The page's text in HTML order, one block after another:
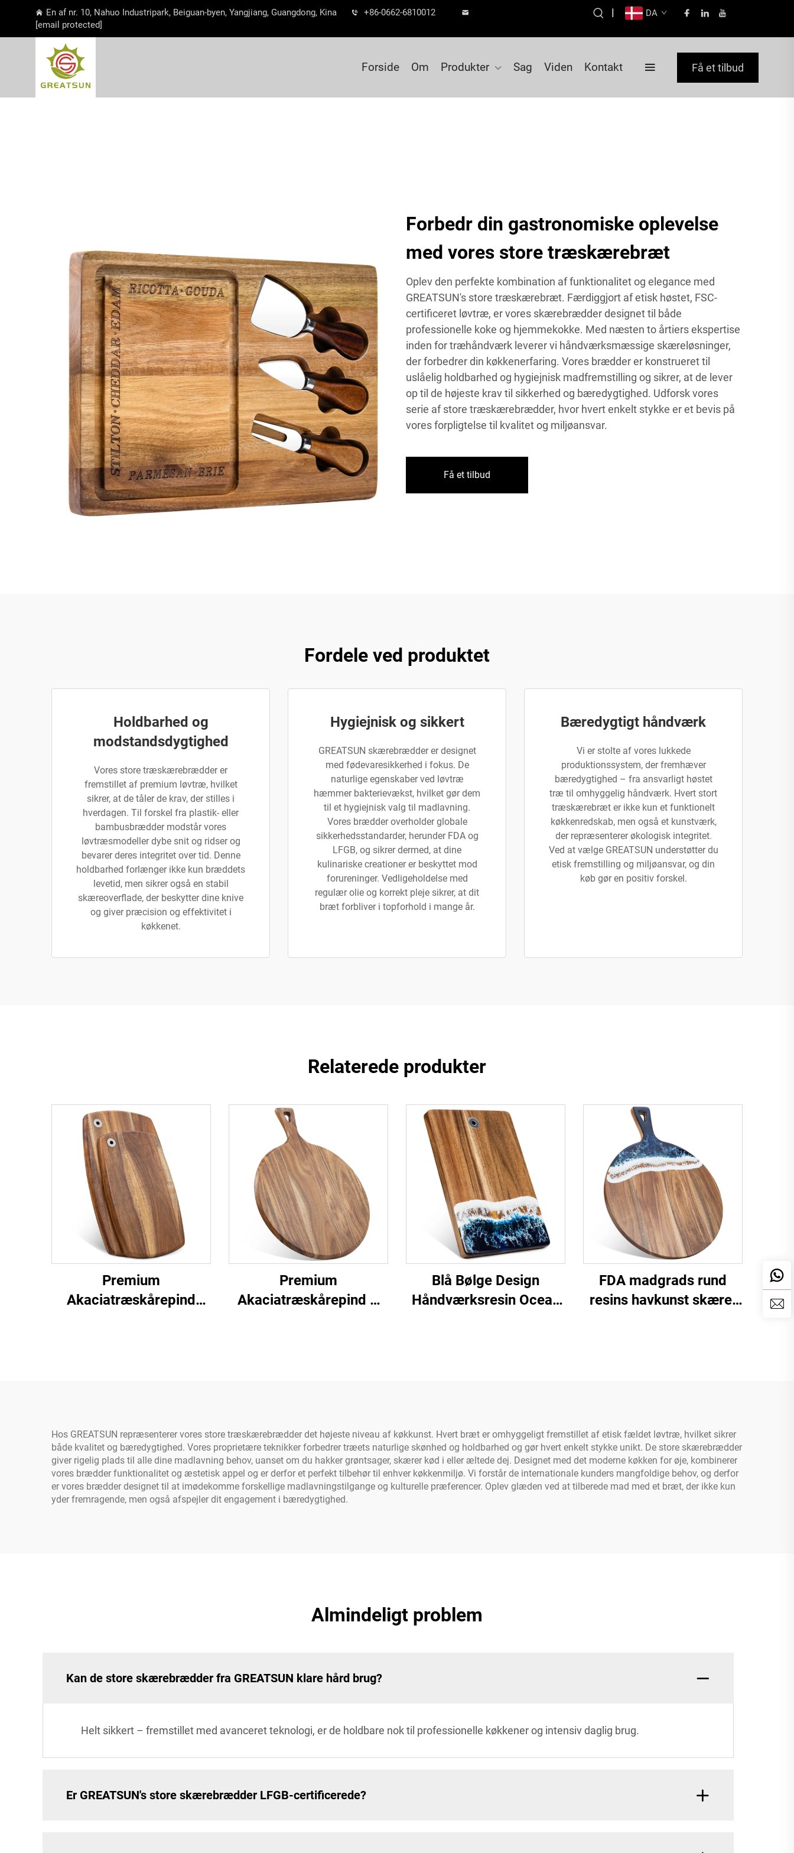
En af nr. 10, Nahuo Industripark, Beiguan-byen, Yangjiang, Guangdong, Kina
+86-0662-6810012
[email protected]
| DA
Forside Om Produkter Sag Viden Kontakt Få et tilbud
Forbedr din gastronomiske oplevelse
med vores store træskærebræt
Oplev den perfekte kombination af funktionalitet og elegance med
GREATSUN's store træskærebræt. Færdiggjort af etisk høstet, FSC-
certificeret løvtræ, er vores skærebrædder designet til både
professionelle koke og hjemmekokke. Med næsten to årtiers ekspertise
inden for træhåndværk leverer vi håndværksmæssige skæreløsninger,
der forbedrer din køkkenerfaring. Vores brædder er konstrueret til
uslåelig holdbarhed og hygiejnisk madfremstilling og sikrer, at de lever
op til de højeste krav til sikkerhed og bæredygtighed. Udforsk vores
serie af store træskærebrædder, hvor hvert enkelt stykke er et bevis på
vores forpligtelse til kvalitet og miljøansvar.
Få et tilbud
Fordele ved produktet
Holdbarhed og
modstandsdygtighed
Vores store træskærebrædder er
fremstillet af premium løvtræ, hvilket
sikrer, at de tåler de krav, der stilles i
hverdagen. Til forskel fra plastik- eller
bambusbrædder modstår vores
løvtræsmodeller dybe snit og ridser og
bevarer deres integritet over tid. Denne
holdbarhed forlænger ikke kun bræddets
levetid, men sikrer også en stabil
skæreoverflade, der beskytter dine knive
og giver præcision og effektivitet i
køkkenet.
Hygiejnisk og sikkert
GREATSUN skærebrædder er designet
med fødevaresikkerhed i fokus. De
naturlige egenskaber ved løvtræ
hæmmer bakterievækst, hvilket gør dem
til et hygiejnisk valg til madlavning.
Vores brædder overholder globale
sikkerhedsstandarder, herunder FDA og
LFGB, og sikrer dermed, at dine
kulinariske creationer er beskyttet mod
forureninger. Vedligeholdelse med
regulær olie og korrekt pleje sikrer, at dit
bræt forbliver i topforhold i mange år.
Bæredygtigt håndværk
Vi er stolte af vores lukkede
produktionssystem, der fremhæver
bæredygtighed – fra ansvarligt høstet
træ til omhyggelig håndværk. Hvert stort
træskærebræt er ikke kun et funktionelt
køkkenredskab, men også et kunstværk,
der repræsenterer økologisk integritet.
Ved at vælge GREATSUN understøtter du
etisk fremstilling og miljøansvar, og din
køb gør en positiv forskel.
Relaterede produkter
Premium
Akaciatræskårepind
Premium
Akaciatræskårepind &
Blå Bølge Design
‌Håndværksresin Ocean
FDA madgrads rund
resins havkunst skæret
Hos GREATSUN repræsenterer vores store træskærebrædder det højeste niveau af køkkunst. Hvert bræt er omhyggeligt fremstillet af etisk fældet løvtræ, hvilket sikrer
både kvalitet og bæredygtighed. Vores proprietære teknikker forbedrer træets naturlige skønhed og holdbarhed og gør hvert enkelt stykke unikt. De store skærebrædder
giver rigelig plads til alle dine madlavning behov, uanset om du hakker grøntsager, skærer kød i eller æltede dej. Designet med det moderne køkken for øje, kombinerer
vores brædder funktionalitet og æstetisk appel og er derfor et perfekt tilbehør til enhver køkkenmiljø. Vi forstår de internationale kunders mangfoldige behov, og derfor
er vores brædder designet til at imødekomme forskellige madlavningstilgange og kulturelle præferencer. Oplev glæden ved at tilberede mad med et bræt, der ikke kun
yder fremragende, men også afspejler dit engagement i bæredygtighed.
Almindeligt problem
Kan de store skærebrædder fra GREATSUN klare hård brug?
Helt sikkert – fremstillet med avanceret teknologi, er de holdbare nok til professionelle køkkener og intensiv daglig brug.
Er GREATSUN's store skærebrædder LFGB-certificerede?